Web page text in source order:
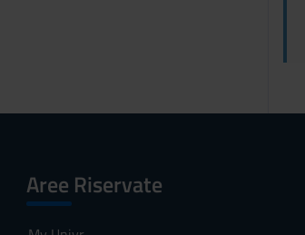
Aree Riservate